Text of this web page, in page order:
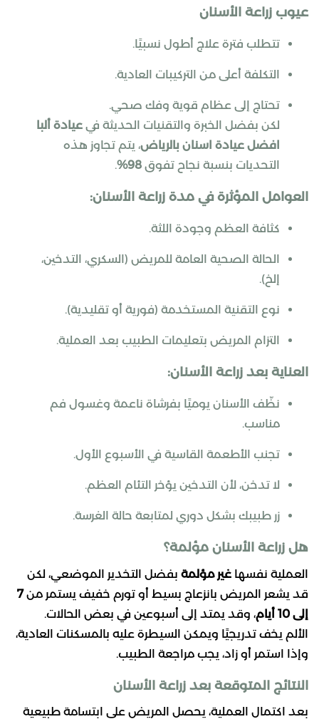
عيوب زراعة الأسنان
تتطلب فترة علاج أطول نسبيًا.
التكلفة أعلى من التركيبات العادية.
تحتاج إلى عظام قوية وفك صحي.
لكن بفضل الخبرة والتقنيات الحديثة في عيادة ألبا
افضل عيادة اسنان بالرياض، يتم تجاوز هذه
التحديات بنسبة نجاح تفوق 98%
.
العوامل المؤثرة في مدة زراعة الأسنان:
كثافة العظم وجودة اللثة.
الحالة الصحية العامة للمريض (السكري، التدخين،
إلخ).
نوع التقنية المستخدمة (فورية أو تقليدية).
التزام المريض بتعليمات الطبيب بعد العملية.
العناية بعد زراعة الأسنان:
نظّف الأسنان يوميًا بفرشاة ناعمة وغسول فم
مناسب.
تجنب الأطعمة القاسية في الأسبوع الأول.
لا تدخن، لأن التدخين يؤخر التئام العظم.
زر طبيبك بشكل دوري لمتابعة حالة الغرسة.
هل زراعة الأسنان مؤلمة؟
العملية نفسها غير مؤلمة بفضل التخدير الموضعي، لكن
قد يشعر المريض بانزعاج بسيط أو تورم خفيف يستمر من7
إلى 10 أيام
، وقد يمتد إلى أسبوعين في بعض الحالات.
الألم يخف تدريجيًا ويمكن السيطرة عليه بالمسكنات العادية،
وإذا استمر أو زاد، يجب مراجعة الطبيب.
النتائج المتوقعة بعد زراعة الأسنان
بعد اكتمال العملية، يحصل المريض على ابتسامة طبيعية